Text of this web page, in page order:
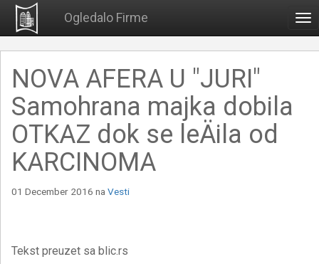
Ogledalo Firme
NOVA AFERA U "JURI"
Samohrana majka dobila
OTKAZ dok se leÄila od
KARCINOMA
01 December 2016 na Vesti
Tekst preuzet sa blic.rs